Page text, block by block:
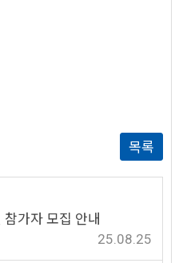
목록
가자 모집 안내
25.08.25